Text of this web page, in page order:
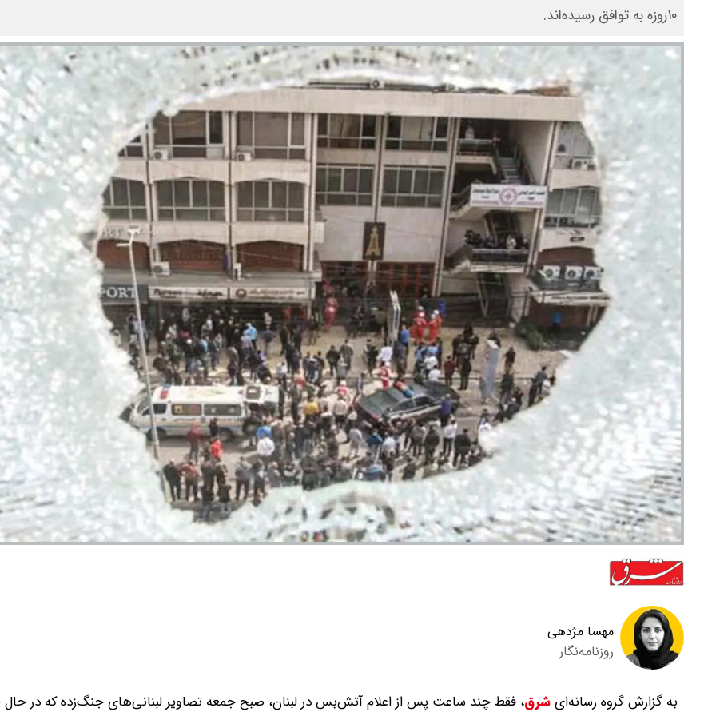
۱۰روزه به توافق رسیده‌اند.
مهسا مژدهی
روزنامه‌نگار
به گزارش گروه رسانه‌ایشرق، فقط چند ساعت پس از اعلام آتش‌بس در لبنان، صبح جمعه تصاویر لبنانی‌های جنگ‌زده که در